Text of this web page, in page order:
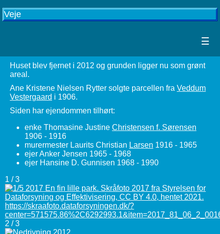
Veje
☰
Huset blev fjernet i 2012 og grunden ligger nu som grønt
areal.
Ane Kristene Nielsen Rytter solgte parcellen fra Veddum
Vestergaard i 1906.
Siden har ejendommen tilhørt:
enke Thomasine Justine Christensen f. Sørensen
1906 - 1916
murermester Laurits Christian Larsen 1916 - 1965
ejer Anker Jensen 1965 - 1968
ejer Hansine D. Gunnisen 1968 - 1990
1 / 3
2 / 3